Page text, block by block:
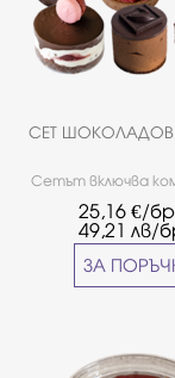
СЕТ
Сетът включва
пасти: - Сахер-
Тарта с шоколад
веган- Тарта бял
мус с ягодово
25,16€/
49,21лв/
ЗА